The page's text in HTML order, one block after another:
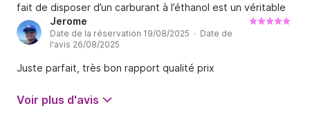
fait de disposer d’un carburant à l’éthanol est un véritable
gain financier. Je relouerais sans hésitation ce bateau dans
le futur.
Jerome
Date de la réservation 19/08/2025 · Date de
l'avis 26/08/2025
Juste parfait, très bon rapport qualité prix
Voir plus d'avis